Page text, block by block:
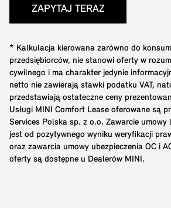
ZAPYTAJ TERAZ
* Kalkulacja kierowana zarówno do
przedsiębiorców, nie stanowi oferty w
cywilnego i ma charakter jedynie
netto nie zawierają stawki podatku VAT,
przedstawiają ostateczne ceny
Usługi MINI Comfort Lease oferowane są
Services Polska sp. z o.o. Zawarcie umowy
jest od pozytywnego wyniku weryfikacji
oraz zawarcia umowy ubezpieczenia OC i
oferty są dostępne u Dealerów MINI.